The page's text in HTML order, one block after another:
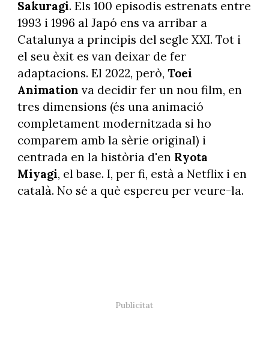
Sakuragi. Els 100 episodis estrenats entre
1993 i 1996 al Japó ens va arribar a
Catalunya a principis del segle XXI. Tot i
el seu èxit es van deixar de fer
adaptacions. El 2022, però, Toei
Animation va decidir fer un nou film, en
tres dimensions (és una animació
completament modernitzada si ho
comparem amb la sèrie original) i
centrada en la història d'en Ryota
Miyagi, el base. I, per fi, està a Netflix i en
català. No sé a què espereu per veure-la.